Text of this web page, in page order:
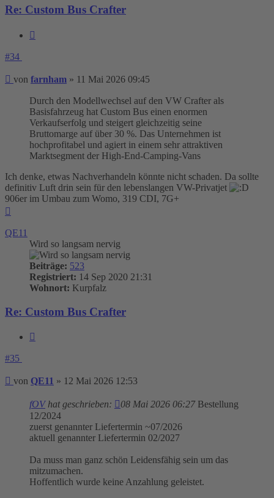
Re: Custom Bus Crafter
#34
Beitrag
von farnham » 11 Mai 2026 09:45
Durch den Modellwechsel auf den VW Crafter als
Basisfahrzeug hat Custom Bus einen enormen
Verkaufserfolg und steigert gleichzeitig seine
Bruttomarge auf über 30 %. Das Unternehmen ist
hochprofitabel und agiert in einem sehr attraktiven
Marktsegment der High-End-Camping-Vans
Ich denke, etwas Nachverhandeln könnte nicht schaden. Da sollte
definitiv Luft drin sein für den lebenslangen VW-Privatjet
906er im Umbau zum Womo, 319 CDI, 7G+
QE11
Wird so langsam nervig
Beiträge: 523
Registriert: 14 Sep 2020 21:31
Wohnort: Kurpfalz
Re: Custom Bus Crafter
#35
Beitrag
von QE11 » 12 Mai 2026 12:53
fOVhat geschrieben: 08 Mai 2026 06:27Bestellung
12/2024
zuerst genannter Liefertermin ~07/2026
aktuell genannter Liefertermin 02/2027
Da muss man ganz schön Leidensfähig sein um das
mitzumachen.
Hoffentlich wurde keine Anzahlung geleistet.